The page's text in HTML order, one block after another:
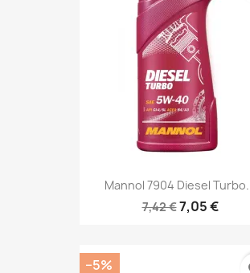
Mannol 7904 Diesel
7,42 €7,05 €
−5%